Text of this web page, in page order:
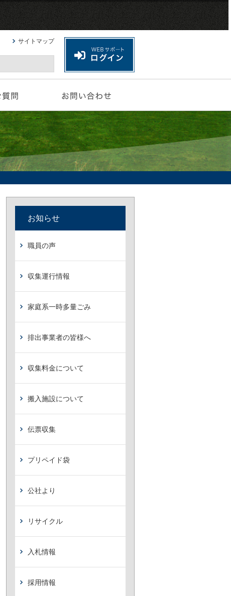
サイトマップ
お知らせ
職員の声
収集運行情報
家庭系一時多量ごみ
排出事業者の皆様へ
収集料金について
搬入施設について
伝票収集
プリペイド袋
公社より
リサイクル
入札情報
採用情報